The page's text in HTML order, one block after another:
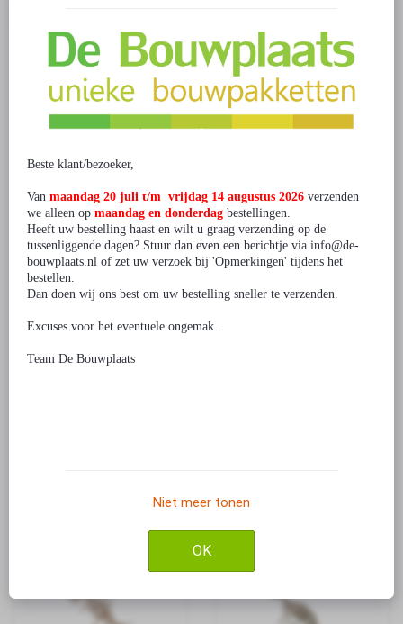
voor 10% korting
Bestel je t.w.v. € 500 tot € 1.000 ? Gebruik dan kortingscode
DB12.5KORT voor 12.5% korting
DB15KORT voor 15% korting
1 beoordeling(en)/ Geef beoordeling
Gerelateerde producten
Beste klant/bezoeker,
Van maandag 20 juli t/m vrijdag 14 augustus 2026 verzenden
we alleen opmaandag en donderdagbestellingen.
Heeft uw bestelling haast en wilt u graag verzending op de
tussenliggende dagen? Stuur dan even een berichtje via info@de-
bouwplaats.nl of zet uw verzoek bij 'Opmerkingen' tijdens het
bestellen.
Dan doen wij ons best om uw bestelling sneller te verzenden.
Excuses voor het eventuele ongemak.
Team De Bouwplaats
Niet meer tonen
OK